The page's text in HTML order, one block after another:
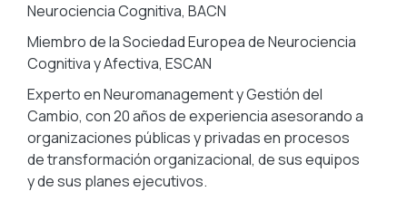
Neurociencia Cognitiva, BACN
Miembro de la Sociedad Europea de Neurociencia
Cognitiva y Afectiva, ESCAN
Experto en Neuromanagement y Gestión del
Cambio, con 20 años de experiencia asesorando a
organizaciones públicas y privadas en procesos
de transformación organizacional, de sus equipos
y de sus planes ejecutivos.